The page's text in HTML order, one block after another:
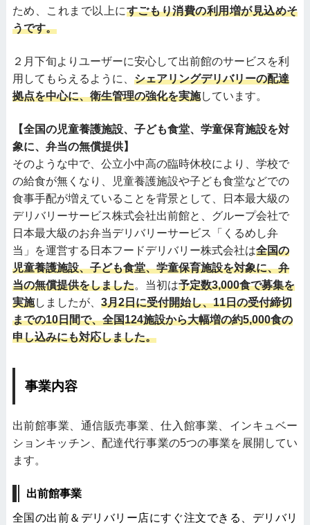
ため、これまで以上にすごもり消費の利用増が見込めそ
うです。
２月下旬よりユーザーに安心して出前館のサービスを利
用してもらえるように、 シェアリングデリバリーの配達
拠点を中心に、衛生管理の強化を実施しています。
【全国の児童養護施設、子ども食堂、学童保育施設を対
象に、弁当の無償提供】
そのような中で、公立小中高の臨時休校により、学校で
の給食が無くなり、児童養護施設や子ども食堂などでの
食事手配が増えていることを背景として、日本最大級の
デリバリーサービス株式会社出前館と、グループ会社で
日本最大級のお弁当デリバリーサービス「くるめし弁
当」を運営する日本フードデリバリー株式会社は全国の
児童養護施設、子ども食堂、学童保育施設を対象に、弁
当の無償提供をしました。当初は予定数3,000食で募集を
実施しましたが、 3月2日に受付開始し、11日の受付締切
までの10日間で、全国124施設から大幅増の約5,000食の
申し込みにも対応しました。
事業内容
出前館事業、通信販売事業、仕入館事業、インキュベー
ションキッチン、配達代行事業の5つの事業を展開してい
ます。
出前館事業
全国の出前＆デリバリー店にすぐ注文できる、 デリバリ